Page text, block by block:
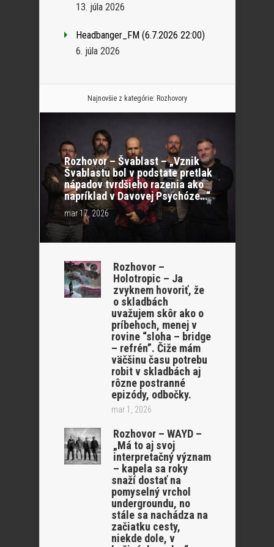
13. júla 2026
Headbanger_FM (6.7.2026 22:00)
6. júla 2026
Najnovšie z kategórie: Rozhovory
Rozhovor – Švablast – „Vznik
Švablastu bol v podstate pretlak
nápadov tvrdšieho razenia ako
napríklad v Davovej Psychóze…“
mar 17, 2026
Rozhovor –
Holotropic – Ja
zvyknem hovoriť, že
o skladbách
uvažujem skôr ako o
príbehoch, menej v
rovine “sloha – bridge
– refrén”. Čiže mám
väčšinu času potrebu
robit v skladbách aj
rôzne postranné
epizódy, odbočky.
mar 1, 2026
Rozhovor – WAYD –
„Má to aj svoj
interpretačný význam
– kapela sa roky
snaží dostať na
pomyselný vrchol
undergroundu, no
stále sa nachádza na
začiatku cesty,
niekde dole, v